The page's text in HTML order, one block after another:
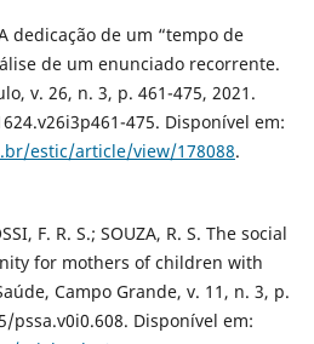
dedicação de um “tempo de
de um enunciado recorrente.
v. 26, n. 3, p. 461-475, 2021.
475. Disponível em:
estic/article/view/178088.
F. R. S.; SOUZA, R. S. The social
for mothers of children with
Campo Grande, v. 11, n. 3, p.
pssa.v0i0.608. Disponível em: